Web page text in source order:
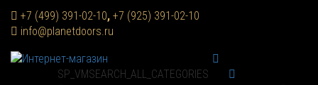
+7 (499) 391-02-10, +7 (925) 391-02-10
info@planetdoors.ru
SP_VMSEARCH_ALL_CATEGORIES